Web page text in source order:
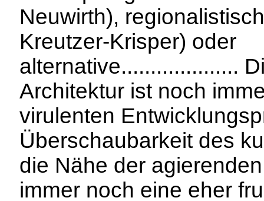
Neuwirth),
Kreutzer-Krisper) oder
alternative....................
Architektur ist noch
virulenten
Überschaubarkeit des
die Nähe der
immer noch eine eher